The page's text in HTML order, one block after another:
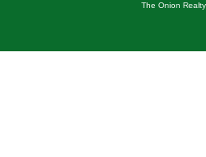
The Onion